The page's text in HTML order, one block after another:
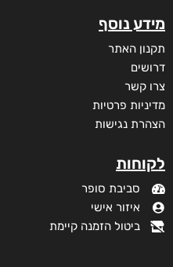
₪35
–
₪73
מודפס
₪73
דיגיטלי
₪35